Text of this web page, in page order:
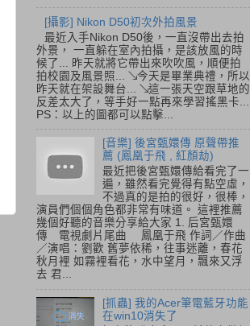
[攝影] Nikon D50初次外拍風景
最近入手Nikon D50後，一直沒帶出去拍
外景， 一直躲在室內拍攝，是該放風的時
候了... 昨天就將它帶出來吹吹風，順便拍
拍校園及風景照... ↘今天是畢業典禮，所以
昨天就在架設舞台... ↘這一張天空跟草地的
反差太大了，等手好一點再來學習搖黑卡...
PS：以上的圖都可以點擊...
[音樂] 後宮甄嬛傳 原聲帶推
薦 (鳳凰于飛 , 紅顏劫)
最近把後宮甄嬛傳給看完了一
遍，雖然看完覺得有點空虛，
不過真的是拍的很好，很棒，
演員們個個角色都非常有味道。 這裡推薦
幾個好聽的音樂分享給大家 1. 后宮甄嬛
傳 電視劇片尾曲 鳳凰于飛 作詞／作曲
／演唱：劉歡 舊夢依稀，往事迷離，春花
秋月裡 如霧裡看花，水中望月，飄來又浮
去 君...
[抓蟲] 我的Acer筆電藍牙功能
在win10消失了